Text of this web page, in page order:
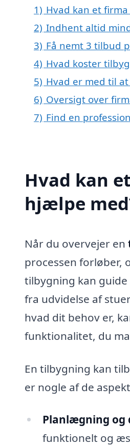
1) Hvad kan et
2) Indhent altid
3) Få nemt 3 tilbud
4) Hvad koster
5) Hvad er med til
6) Oversigt over
7) Find en
Hvad kan
hjælpe
Når du overvejer en
processen forløber,
tilbygning kan
fra udvidelse af
hvad dit behov er,
funktionalitet, du
En tilbygning kan
er nogle af de
Planlægning og
funktionelt og